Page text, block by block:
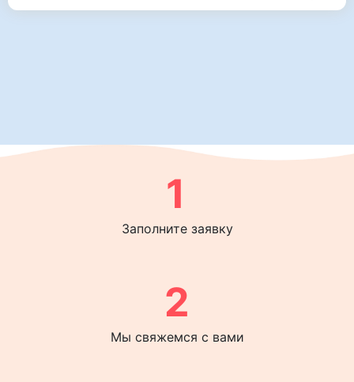
1
Заполните заявку
2
Мы свяжемся с вами